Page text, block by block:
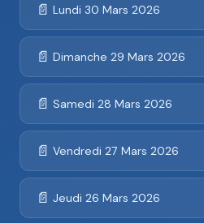
📄 Lundi 30 Mars 2026
📄 Dimanche 29 Mars 2026
📄 Samedi 28 Mars 2026
📄 Vendredi 27 Mars 2026
📄 Jeudi 26 Mars 2026